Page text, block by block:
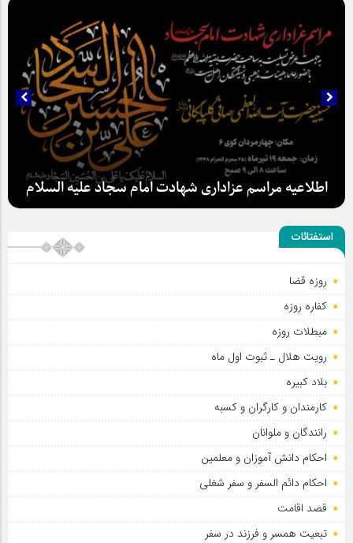
اطلاعیه مراسم عزاداری شهادت امام سجاد علیه السلام
استفتائات
روزه قضا
کفاره روزه
مبطلات روزه
رویت هلال ـ ثبوت اول ماه
بلاد کبیره
کارمندان و کارگران و کسبه
رانندگان و ملوانان
احکام دانش آموزان و معلمین
احکام دائم السفر و سفر شغلی
قصد اقامت
تبعیت همسر و فرزند در سفر